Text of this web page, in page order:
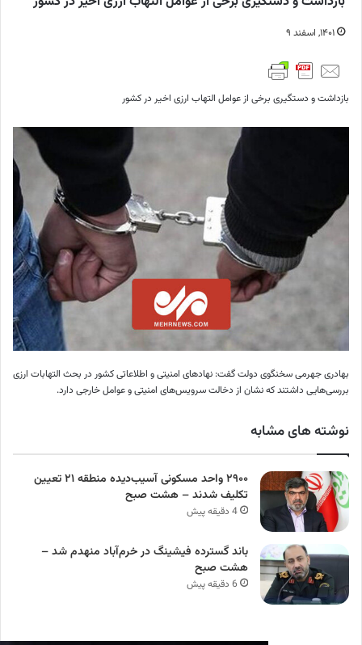
۱۴۰۱, اسفند ۹
بازداشت و دستگیری برخی از عوامل التهاب ارزی اخیر در کشور
بهادری جهرمی سخنگوی دولت گفت: نهادهای امنیتی و اطلاعاتی کشور در بحث التهابات ارزی
بررسی‌هایی داشتند که نشان از دخالت سرویس‌های امنیتی و عوامل خارجی دارد.
نوشته های مشابه
۲۹۰۰ واحد مسکونی آسیب‌دیده منطقه ۲۱ تعیین
تکلیف شدند – هشت صبح
4 دقیقه پیش
باند گسترده فیشینگ در خرم‌آباد منهدم شد –
هشت صبح
6 دقیقه پیش